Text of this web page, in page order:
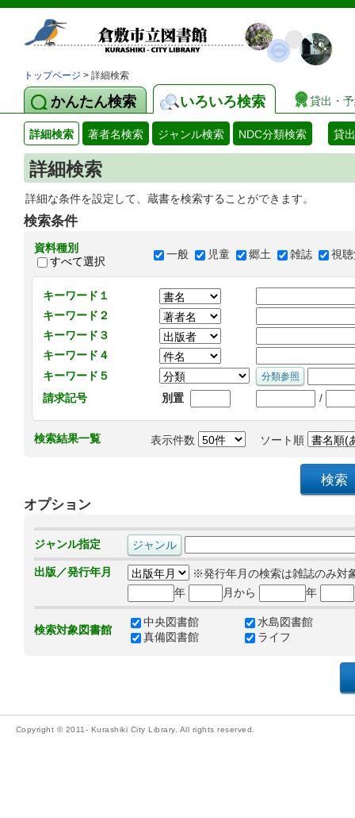
トップページ > 詳細検索
かんたん検索 いろいろ検索 貸出・
詳細検索 著者名検索 ジャンル検索 NDC分類検索 貸
詳細検索
詳細な条件を設定して、蔵書を検索することができます。
検索条件
資料種別
すべて選択
一般 児童 郷土 雑誌 視
キーワード１
キーワード２
キーワード３
キーワード４
キーワード５
請求記号
別置 /
検索結果一覧 表示件数 ソート順
オプション
ジャンル指定
出版／発行年月
※発行年月の検索は雑誌のみ対
年
月から 年
検索対象図書館
中央図書館
水島図書館
真備図書館
ライフ
Copyright © 2011- Kurashiki City Library. All rights reserved.